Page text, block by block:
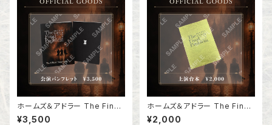
ホームズ＆アドラー The Final
Problem 公演パンフレット
¥3,500
ホームズ＆アドラー The Final
Problem 上演台本
¥2,000